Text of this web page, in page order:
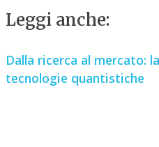
Leggi anche:
Dalla ricerca al mercato:
tecnologie quantistiche